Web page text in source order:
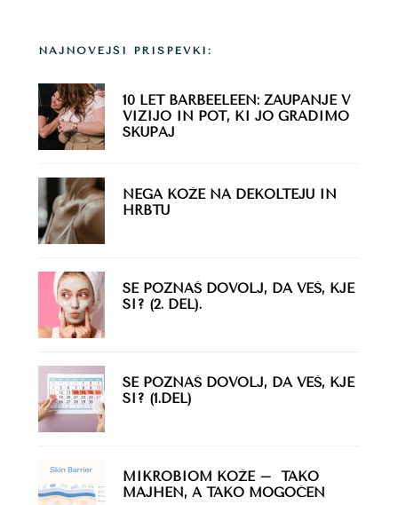
Primarna
vrstica
NAJNOVEJŠI PRISPEVKI:
10 LET BARBEELEEN: ZAUPANJE V
VIZIJO IN POT, KI JO GRADIMO
SKUPAJ
NEGA KOŽE NA DEKOLTEJU IN
HRBTU
SE POZNAŠ DOVOLJ, DA VEŠ, KJE
SI? (2. DEL).
SE POZNAŠ DOVOLJ, DA VEŠ, KJE
SI? (1.DEL)
MIKROBIOM KOŽE – TAKO
MAJHEN, A TAKO MOGOČEN